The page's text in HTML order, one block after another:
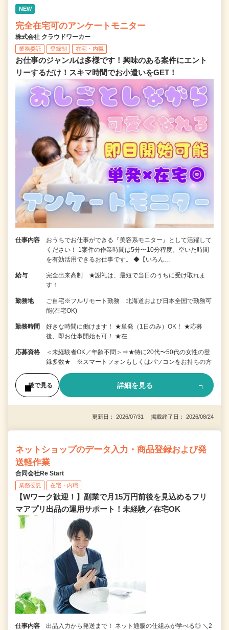
NEW
完全在宅可のアンケートモニター
株式会社 クラウドワーカー
業務委託 登録制 在宅・内職
お仕事のジャンルは多様です！興味のある案件にエント
リーするだけ！スキマ時間でお小遣いをGET！
仕事内容
おうちでお仕事ができる『美容系モニター』として活躍して
ください！ 1案件の作業時間は5分〜10分程度。空いた時間
を有効活用できるお仕事です。 ◆【いろん…
給与
完全出来高制 ★謝礼は、最短で当日のうちに受け取れま
す！
勤務地
ご自宅※フルリモート勤務 北海道および日本全国で勤務可
能(在宅OK)
勤務時間
好きな時間に働けます！ ★単発（1日のみ）OK！ ★応募
後、即お仕事開始も可！ ★在…
応募資格
＜未経験者OK／年齢不問＞⇒★特に20代〜50代の女性の登
録多数★ ※スマートフォンもしくはパソコンをお持ちの方
後で見る 詳細を見る
更新日： 2026/07/31 掲載終了日： 2026/08/24
ネットショップのデータ入力・商品登録および発
送軽作業
合同会社Re Start
業務委託 在宅・内職
【Wワーク歓迎！】副業で月15万円前後を見込めるフリ
マアプリ出品の運用サポート！未経験／在宅OK
仕事内容
出品入力から発送まで！ ネット通販の仕組みが学べる◎ ＼2